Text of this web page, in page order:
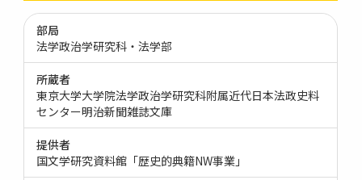
部局
法学政治学研究科・法学部
所蔵者
東京大学大学院法学政治学研究科附属近代日本法政史料
センター明治新聞雑誌文庫
提供者
国文学研究資料館「歴史的典籍NW事業」